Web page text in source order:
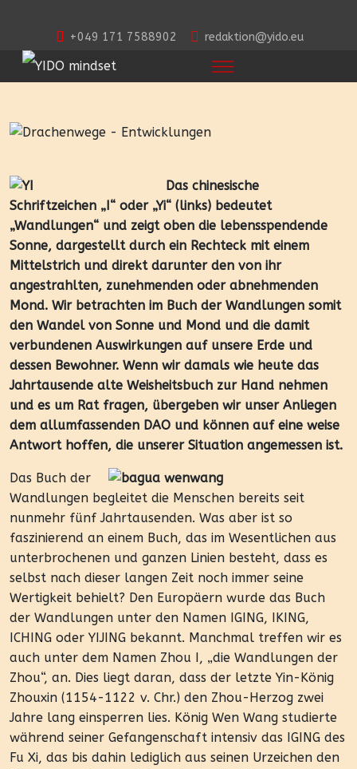
+049 171 7588902 redaktion@yido.eu
Das chinesische
Schriftzeichen „I“ oder „Yi“ (links) bedeutet
„Wandlungen“ und zeigt oben die lebensspendende
Sonne, dargestellt durch ein Rechteck mit einem
Mittelstrich und direkt darunter den von ihr
angestrahlten, zunehmenden oder abnehmenden
Mond. Wir betrachten im Buch der Wandlungen somit
den Wandel von Sonne und Mond und die damit
verbundenen Auswirkungen auf unsere Erde und
dessen Bewohner. Wenn wir damals wie heute das
Jahrtausende alte Weisheitsbuch zur Hand nehmen
und es um Rat fragen, übergeben wir unser Anliegen
dem allumfassenden DAO und können auf eine weise
Antwort hoffen, die unserer Situation angemessen ist.
Das Buch der
Wandlungen begleitet die Menschen bereits seit
nunmehr fünf Jahrtausenden. Was aber ist so
faszinierend an einem Buch, das im Wesentlichen aus
unterbrochenen und ganzen Linien besteht, dass es
selbst nach dieser langen Zeit noch immer seine
Wertigkeit behielt? Den Europäern wurde das Buch
der Wandlungen unter den Namen IGING, IKING,
ICHING oder YIJING bekannt. Manchmal treffen wir es
auch unter dem Namen Zhou I, „die Wandlungen der
Zhou“, an. Dies liegt daran, dass der letzte Yin-König
Zhouxin (1154-1122 v. Chr.) den Zhou-Herzog zwei
Jahre lang einsperren lies. König Wen Wang studierte
während seiner Gefangenschaft intensiv das IGING des
Fu Xi, das bis dahin lediglich aus seinen Urzeichen den